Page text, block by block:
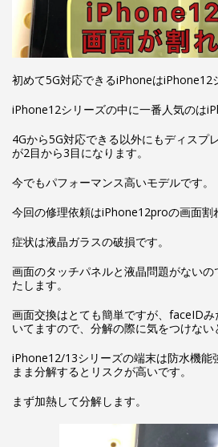
初めて5G対応できるiPhoneはiPhone12
iPhone12シリーズの中に一番人気のは
4Gから5G対応できる以外にもディスプ
が2目から3目になります。
今でもパフォーマンス高いモデルです。
今回の修理依頼はiPhone12proの画面割
症状は液晶ガラスの破損です。
画面のタッチパネルと液晶問題がない
たします。
画面交換はとても簡単ですが、faceID
いてますので、分解の際に気をつけない
iPhone12/13シリーズの端末は防水機能
まま分解するとリスクが高いです。
まず加熱して分解します。